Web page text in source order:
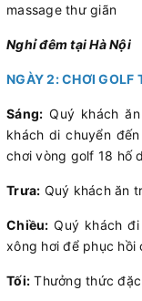
massage thư giãn
Nghỉ đêm tại Hà Nội
NGÀY 2: CHƠI GOLF
Sáng: Quý khách
khách di chuyển
chơi vòng golf 18 hố
Trưa: Quý khách ăn
Chiều: Quý khách
xông hơi để phục hồi
Tối: Thưởng thức